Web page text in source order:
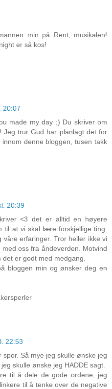
min på Rent, musikalen!
er så kos!
20:07
made my day ;) Du skriver om
Jeg trur Gud har planlagt det for
denne bloggen, tusen takk
20:39
<3 det er alltid en høyere
til at vi skal lære forskjellige ting.
våre erfaringer. Tror heller ikke vi
oss fra åndeverden. Motvind
er godt med medgang.
bloggen min og ønsker deg en
22:53
Så mye jeg skulle ønske jeg
skulle ønske jeg HADDE sagt.
til å dele de gode ordene, jeg
til å tenke over de negative